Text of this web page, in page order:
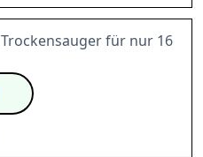
für nur 16